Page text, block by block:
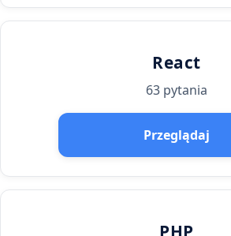
React
63 pytania
Przeglądaj
PHP